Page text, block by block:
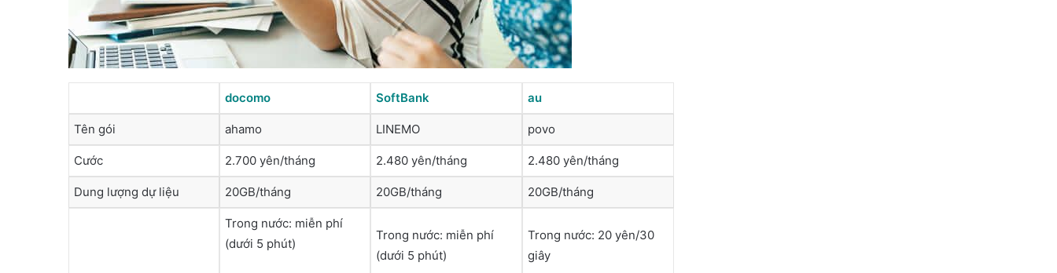
docomo SoftBank au
Tên gói ahamo LINEMO povo
Cước 2.700 yên/tháng 2.480 yên/tháng 2.480 yên/tháng
Dung lượng dự liệu 20GB/tháng 20GB/tháng 20GB/tháng
Trong nước: miễn phí
(dưới 5 phút)
Trong nước: miễn phí
(dưới 5 phút)
Trong nước: 20 yên/30
giây